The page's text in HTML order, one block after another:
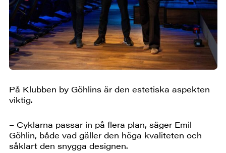
På Klubben by Göhlins är den estetiska aspekten
viktig.
– Cyklarna passar in på flera plan, säger Emil
Göhlin, både vad gäller den höga kvaliteten och
såklart den snygga designen.